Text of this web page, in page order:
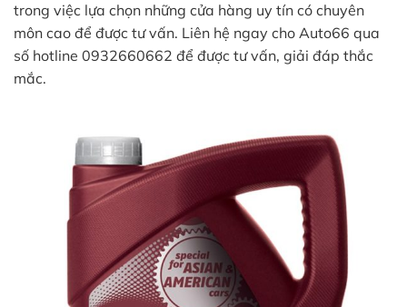
trong việc lựa chọn những cửa hàng uy tín có chuyên
môn cao để được tư vấn. Liên hệ ngay cho Auto66 qua
số hotline 0932660662 để được tư vấn, giải đáp thắc
mắc.